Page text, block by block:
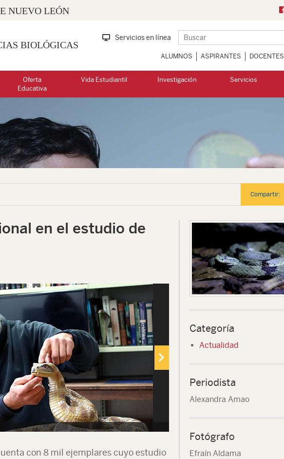
NUEVO LEÓN
BIOLÓGICAS
Servicios en línea
ALUMNOS ASPIRANTES DOCENTES
Oferta
Educativa
Vida Estudiantil Investigación Servicios
Compartir:
en el estudio de
con 8 mil ejemplares cuyo estudio
Categoría
Actualidad
Periodista
Alexandra Amao
Fotógrafo
Efraín Aldama